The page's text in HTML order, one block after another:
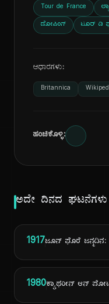
Tour de France
ಡೋಪಿಂಗ್ ಟೂರ್ ಡಿ
ಆಧಾರಗಳು:
Britannica
ಹಂಚಿಕೊಳ್ಳಿ:
ಅದೇ ದಿನದ ಘಟನೆಗಳು
1917ಜೂನ್ ಫೊರೆ ಜನ್ಮದಿನ:
1980ಕ್ಯಾಥರೀನ್ ಆನ್